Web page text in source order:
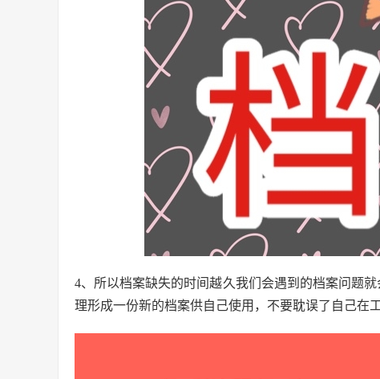
4、所以档案缺失的时间越久我们会遇到的档案问题
理形成一份新的档案供自己使用，不要耽误了自己在